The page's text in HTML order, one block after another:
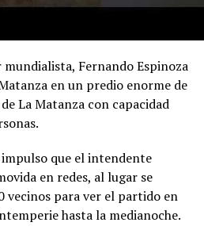
Fernando Espinoza
en un predio enorme de
La Matanza con capacidad
que el intendente
en redes, al lugar se
vecinos para ver el partido en
hasta la medianoche.